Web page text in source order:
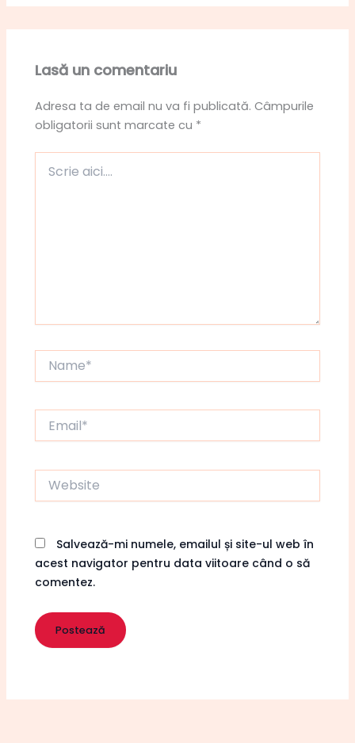
Lasă un comentariu
Adresa ta de email nu va fi publicată. Câmpurile
obligatorii sunt marcate cu *
aici....
Website
Salvează-mi numele, emailul și site-ul web în
acest navigator pentru data viitoare când o să
comentez.